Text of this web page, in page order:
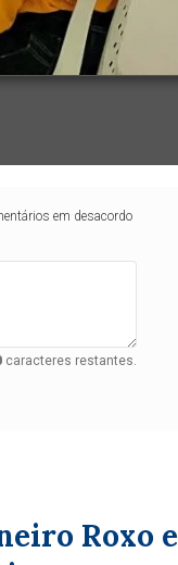
em desacordo
caracteres restantes.
Roxo e